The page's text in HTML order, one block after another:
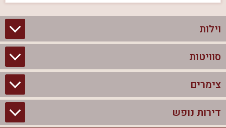
וילות
וילות בצפון
וילות להשכרה
סוויטות
סוויטות בצפון
צימרים לזוגות עם בריכה פרטית
צימרים
צימרים בצפון
דירות נופש